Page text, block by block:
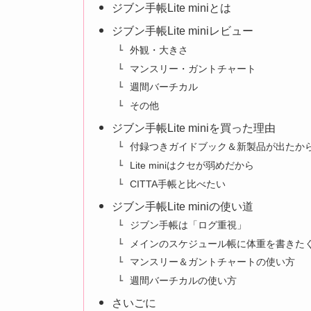
ジブン手帳Lite miniとは
ジブン手帳Lite miniレビュー
外観・大きさ
マンスリー・ガントチャート
週間バーチカル
その他
ジブン手帳Lite miniを買った理由
付録つきガイドブック＆新製品が出たか
Lite miniはクセが弱めだから
CITTA手帳と比べたい
ジブン手帳Lite miniの使い道
ジブン手帳は「ログ重視」
メインのスケジュール帳に体重を書きた
マンスリー＆ガントチャートの使い方
週間バーチカルの使い方
さいごに